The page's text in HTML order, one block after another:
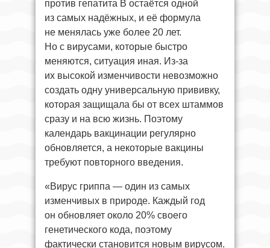
против гепатита B остаётся одной
из самых надёжных, и её формула
не менялась уже более 20 лет.
Но с вирусами, которые быстро
меняются, ситуация иная. Из-за
их высокой изменчивости невозможно
создать одну универсальную прививку,
которая защищала бы от всех штаммов
сразу и на всю жизнь. Поэтому
календарь вакцинации регулярно
обновляется, а некоторые вакцины
требуют повторного введения.
«Вирус гриппа — один из самых
изменчивых в природе. Каждый год
он обновляет около 20% своего
генетического кода, поэтому
фактически становится новым вирусом.